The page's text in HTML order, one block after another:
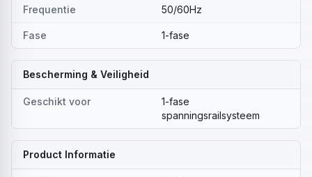
Frequentie 50/60Hz
Fase 1-fase
Bescherming & Veiligheid
Geschikt voor
1-fase
spanningsrailsysteem
Product Informatie